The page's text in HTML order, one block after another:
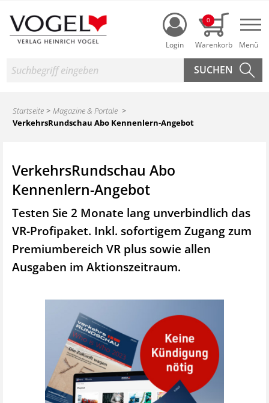
Login
0
Suche
Startseite
Magazine & Portale
VerkehrsRundschau Abo Kennenlern-Angebot
VerkehrsRundschau Abo
Kennenlern-Angebot
Testen Sie 2 Monate lang unverbindlich das
VR-Profipaket. Inkl. sofortigem Zugang zum
Premiumbereich VR plus sowie allen
Ausgaben im Aktionszeitraum.